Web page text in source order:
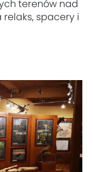
terenów nad
relaks, spacery i